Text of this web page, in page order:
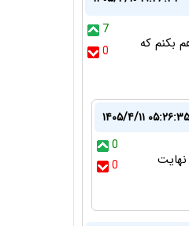
7
0
هم بکنم که
۱۴۰۵/۴/۱۱ ۰۵:۲۶:۳۵
0
0
۱۵میلیارد هست نهایت